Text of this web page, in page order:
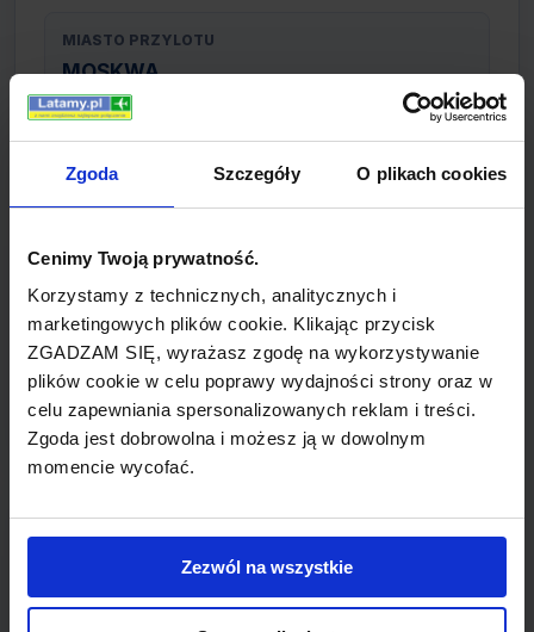
Zgoda Szczegóły O plikach cookies
Cenimy Twoją prywatność.
Korzystamy z technicznych, analitycznych i
marketingowych plików cookie. Klikając przycisk
ZGADZAM SIĘ, wyrażasz zgodę na wykorzystywanie
plików cookie w celu poprawy wydajności strony oraz w
celu zapewniania spersonalizowanych reklam i treści.
Zgoda jest dobrowolna i możesz ją w dowolnym
momencie wycofać.
Zezwól na wszystkie
MIASTO PRZYLOTU
MOSKWA
TYP POŁĄCZENIA
z przesiadką
REZERWACJA
online lub telefoniczna
PŁATNOŚĆ
przelew, gotówka, karta
LINIA LOTNICZA
LOT